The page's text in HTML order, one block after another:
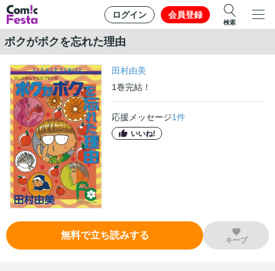
ログイン 会員登録
検索
ボクがボクを忘れた理由
田村由美
1巻完結！
応援メッセージ1件
いいね!
無料で立ち読みする キープ